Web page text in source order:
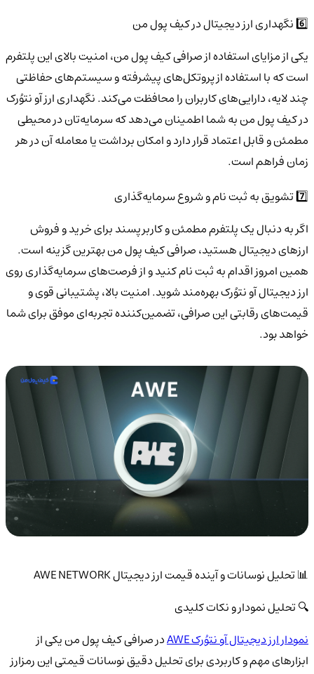
6️⃣ نگهداری ارز دیجیتال در کیف پول من
یکی از مزایای استفاده از صرافی کیف پول من، امنیت بالای این پلتفرم
است که با استفاده از پروتکل‌های پیشرفته و سیستم‌های حفاظتی
چند لایه، دارایی‌های کاربران را محافظت می‌کند. نگهداری ارز آو نتوُرک
در کیف پول من به شما اطمینان می‌دهد که سرمایه‌تان در محیطی
مطمئن و قابل اعتماد قرار دارد و امکان برداشت یا معامله آن در هر
زمان فراهم است.
7️⃣ تشویق به ثبت نام و شروع سرمایه‌گذاری
اگر به دنبال یک پلتفرم مطمئن و کاربرپسند برای خرید و فروش
ارزهای دیجیتال هستید، صرافی کیف پول من بهترین گزینه است.
همین امروز اقدام به ثبت نام کنید و از فرصت‌های سرمایه‌گذاری روی
ارز دیجیتال آو نتوُرک بهره‌مند شوید. امنیت بالا، پشتیبانی قوی و
قیمت‌های رقابتی این صرافی، تضمین‌کننده تجربه‌ای موفق برای شما
خواهد بود.
📊 تحلیل نوسانات و آینده قیمت ارز دیجیتال AWE NETWORK
🔍 تحلیل نمودار و نکات کلیدی
نمودار ارز دیجیتال آو نتوُرک AWE
در صرافی کیف پول من یکی از
ابزارهای مهم و کاربردی برای تحلیل دقیق نوسانات قیمتی این رمزارز